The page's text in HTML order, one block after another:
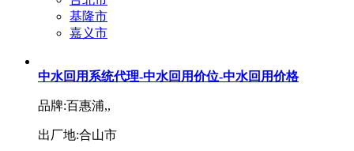
基隆市
嘉义市
中水回用系统代理-中水回用价位-中水回用价格
品牌:百惠浦,,
出厂地:合山市